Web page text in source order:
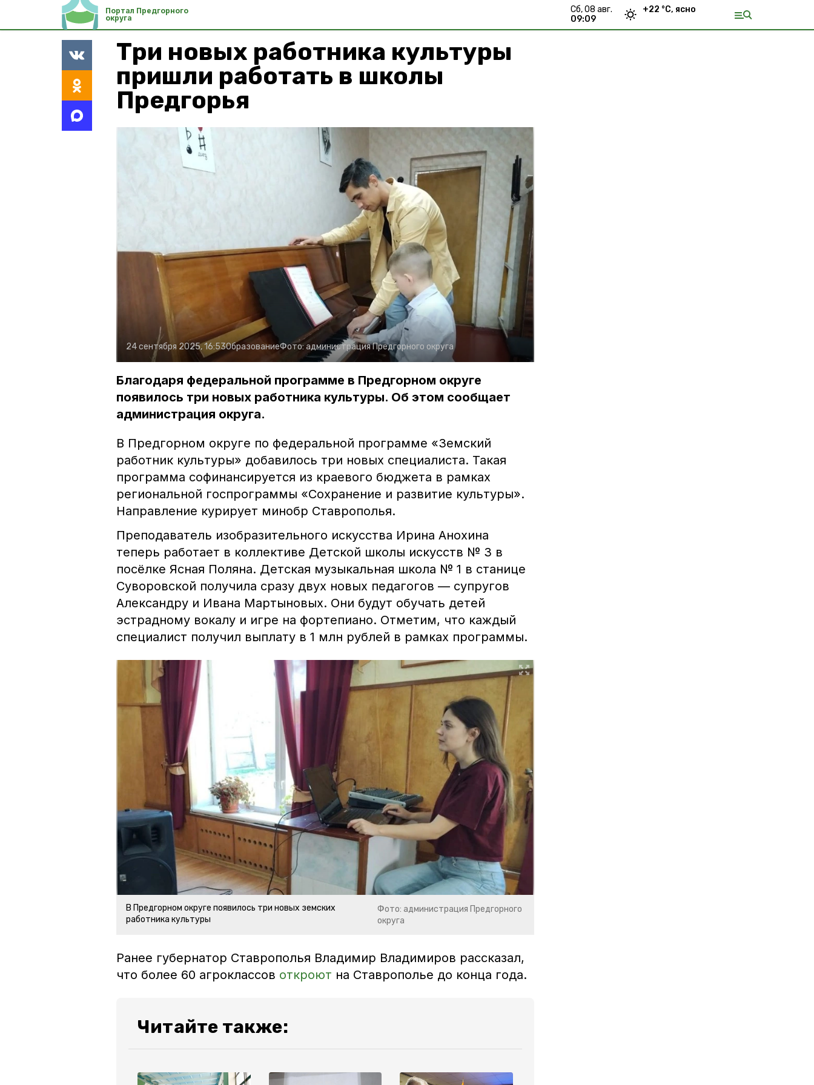
Портал Предгорного
округа
сб, 08 авг.
09:10
+22 °С, ясно
Три новых работника культуры
пришли работать в школы
Предгорья
24 сентября 2025, 16:53ОбразованиеФото:администрация Предгорного округа
Благодаря федеральной программе в Предгорном округе
появилось три новых работника культуры. Об этом сообщает
администрация округа.
В Предгорном округе по федеральной программе «Земский
работник культуры» добавилось три новых специалиста. Такая
программа софинансируется из краевого бюджета в рамках
региональной госпрограммы «Сохранение и развитие культуры».
Направление курирует минобр Ставрополья.
Преподаватель изобразительного искусства Ирина Анохина
теперь работает в коллективе Детской школы искусств № 3 в
посёлке Ясная Поляна. Детская музыкальная школа № 1 в станице
Суворовской получила сразу двух новых педагогов — супругов
Александру и Ивана Мартыновых. Они будут обучать детей
эстрадному вокалу и игре на фортепиано. Отметим, что каждый
специалист получил выплату в 1 млн рублей в рамках программы.
В Предгорном округе появилось три новых земских
работника культуры
Фото: администрация Предгорного
округа
Ранее губернатор Ставрополья Владимир Владимиров рассказал,
что более 60 агроклассов откроют на Ставрополье до конца года.
Читайте также: